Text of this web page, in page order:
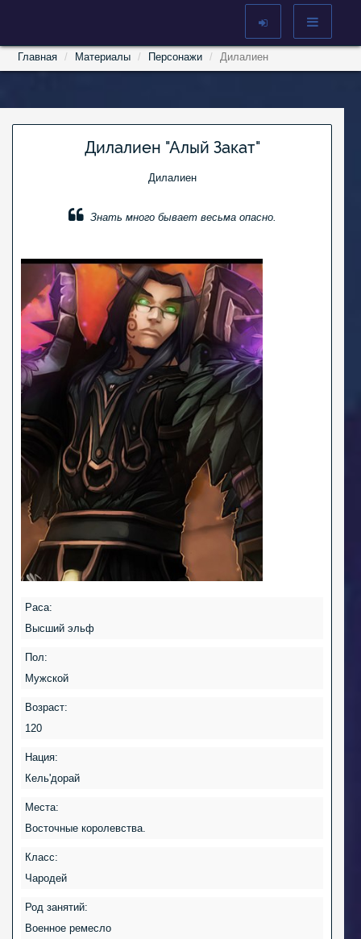
Главная Материалы Персонажи Дилалиен
Дилалиен "Алый Закат"
Дилалиен
Знать много бывает весьма опасно.
Раса:
Высший эльф
Пол:
Мужской
Возраст:
120
Нация:
Кель'дорай
Места:
Восточные королевства.
Класс:
Чародей
Род занятий:
Военное ремесло